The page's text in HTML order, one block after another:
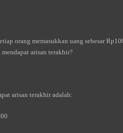
orang memasukkan uang sebesar
arisan terakhir?
arisan terakhir adalah: